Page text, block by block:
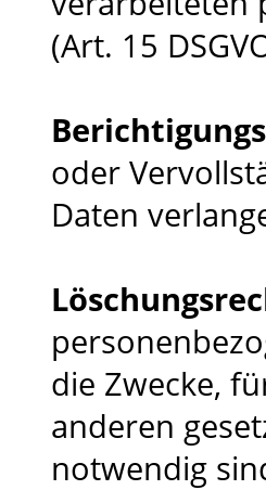
(Art. 15
oder
Daten
die Zwecke,
anderen
notwendig